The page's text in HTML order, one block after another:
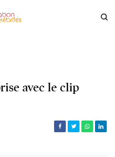
avec le clip